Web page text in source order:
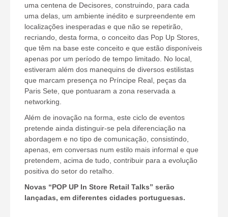
uma centena de Decisores, construindo, para cada
uma delas, um ambiente inédito e surpreendente em
localizações inesperadas e que não se repetirão,
recriando, desta forma, o conceito das Pop Up Stores,
que têm na base este conceito e que estão disponíveis
apenas por um período de tempo limitado. No local,
estiveram além dos manequins de diversos estilistas
que marcam presença no Príncipe Real, peças da
Paris Sete, que pontuaram a zona reservada a
networking.
Além de inovação na forma, este ciclo de eventos
pretende ainda distinguir-se pela diferenciação na
abordagem e no tipo de comunicação, consistindo,
apenas, em conversas num estilo mais informal e que
pretendem, acima de tudo, contribuir para a evolução
positiva do setor do retalho.
Novas “POP UP In Store Retail Talks” serão
lançadas, em diferentes cidades portuguesas.